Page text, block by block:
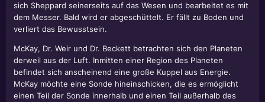
sich Sheppard seinerseits auf das Wesen und bearbeitet es mit
dem Messer. Bald wird er abgeschüttelt. Er fällt zu Boden und
verliert das Bewusstsein.
McKay, Dr. Weir und Dr. Beckett betrachten sich den Planeten
derweil aus der Luft. Inmitten einer Region des Planeten
befindet sich anscheinend eine große Kuppel aus Energie.
McKay möchte eine Sonde hineinschicken, die es ermöglicht
einen Teil der Sonde innerhalb und einen Teil außerhalb des